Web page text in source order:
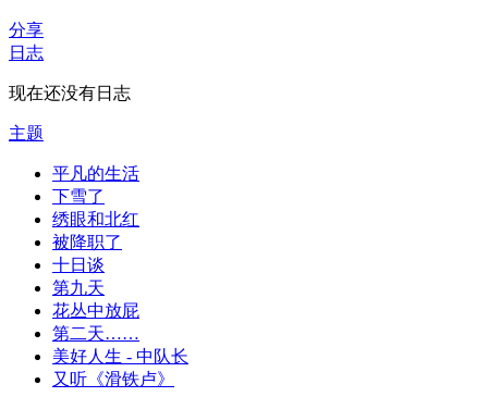
分享
日志
现在还没有日志
主题
平凡的生活
下雪了
绣眼和北红
被降职了
十日谈
第九天
花丛中放屁
第二天……
美好人生 - 中队长
又听《滑铁卢》